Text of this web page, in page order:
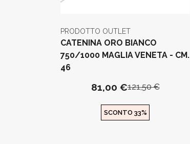
PRODOTTO OUTLET
CATENINA ORO BIANCO
750/1000 MAGLIA VENETA - CM.
46
81,00 €121,50 €
SCONTO 33%